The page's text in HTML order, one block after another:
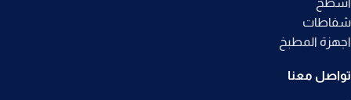
أسطح
شفاطات
اجهزة المطبخ
تواصل معنا